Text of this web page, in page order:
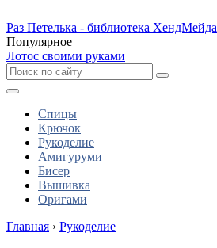
Раз Петелька - библиотека ХендМейда
Популярное
Лотос своими руками
Спицы
Крючок
Рукоделие
Амигуруми
Бисер
Вышивка
Оригами
Главная › Рукоделие